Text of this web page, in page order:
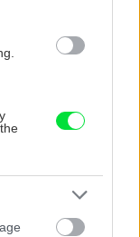
už v
Aktuality